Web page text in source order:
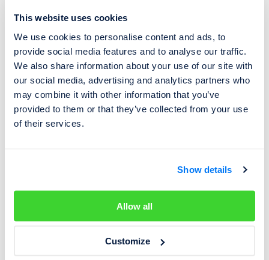
This website uses cookies
We use cookies to personalise content and ads, to
provide social media features and to analyse our traffic.
We also share information about your use of our site with
our social media, advertising and analytics partners who
may combine it with other information that you’ve
provided to them or that they’ve collected from your use
of their services.
Show details
Allow all
Customize
středních vozidel. Po sedmi letech od výroby je rozdíl
mezi poměrem zůstatkové ceny naftového Superbu a
průměrem ostatních srovnatelných vozidel větší než v
případě benzínového provedení, kde rozdíl činí jen 2
procentní body.
Hodnota Fabie klesá nejpomaleji
vozu. Ostatní benzínová vozidla ze segmentu nižších a
73 %. Rozdíl nastává až po sedmi letech, kdy zůstatková